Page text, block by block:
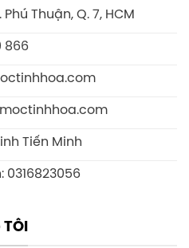
Thuận, Q. 7, HCM
866
Tiến Minh